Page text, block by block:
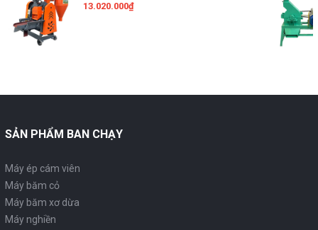
13.020.000₫
SẢN PHẨM BAN CHẠY
Máy ép cám viên
Máy băm cỏ
Máy băm xơ dừa
Máy nghiền